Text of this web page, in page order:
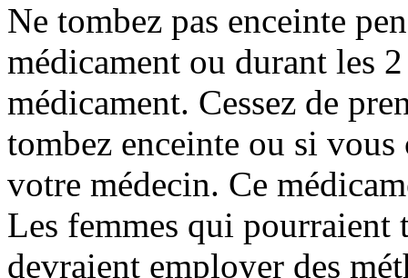
Ne tombez pas enceinte
médicament ou durant les
médicament. Cessez de
tombez enceinte ou si
votre médecin. Ce
Les femmes qui pourraient
devraient employer des